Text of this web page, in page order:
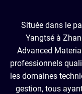
Située dans le
Yangtsé à
Advanced
professionnels
les domaines
gestion, tous